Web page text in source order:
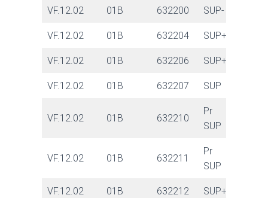
VF.12.02 01B 632200 SUP-
VF.12.02 01B 632204 SUP+
VF.12.02 01B 632206 SUP+
VF.12.02 01B 632207 SUP
VF.12.02 01B 632210
Pr
SUP
VF.12.02 01B 632211
Pr
SUP
VF.12.02 01B 632212 SUP+